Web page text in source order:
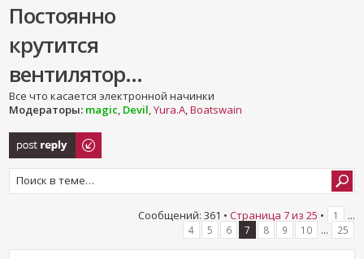
Постоянно
крутится
вентилятор...
Все что касается электронной начинки
Модераторы: magic, Devil,Yura.A,Boatswain
Ответить
Сообщений: 361 • Страница 7из 25 • 1 ...
4 5 6 7 8 9 10 ... 25